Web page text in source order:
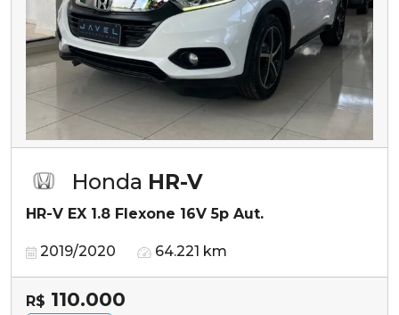
Honda HR-V
HR-V EX 1.8 Flexone 16V 5p Aut.
2019/2020 64.221 km
R$ 110.000